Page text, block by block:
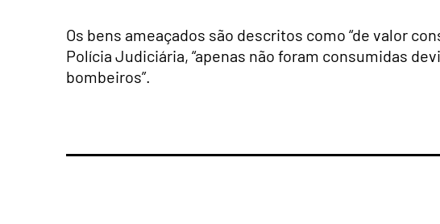
Os bens ameaçados são descritos como “de valor
Polícia Judiciária, “apenas não foram consumidas
bombeiros”.